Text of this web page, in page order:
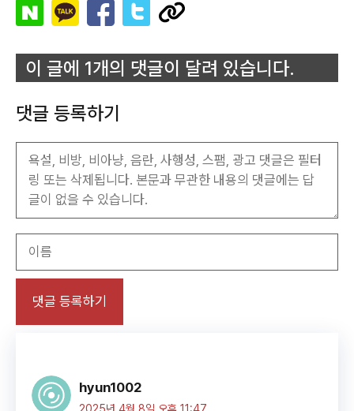
이 글에 1개의 댓글이 달려 있습니다.
댓글 등록하기
름
hyun1002